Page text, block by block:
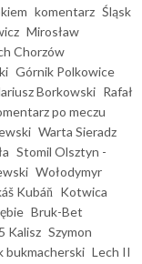
komentarz Śląsk
Mirosław
Chorzów
Górnik Polkowice
Borkowski Rafał
po meczu
Warta Sieradz
Stomil Olsztyn -
Wołodymyr
Kubáň Kotwica
Bruk-Bet
Kalisz Szymon
bukmacherski Lech II